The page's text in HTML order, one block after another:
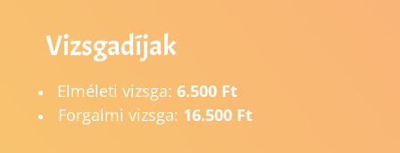
Vizsgadíjak
Elméleti vizsga: 6.500 Ft
Forgalmi vizsga: 16.500 Ft